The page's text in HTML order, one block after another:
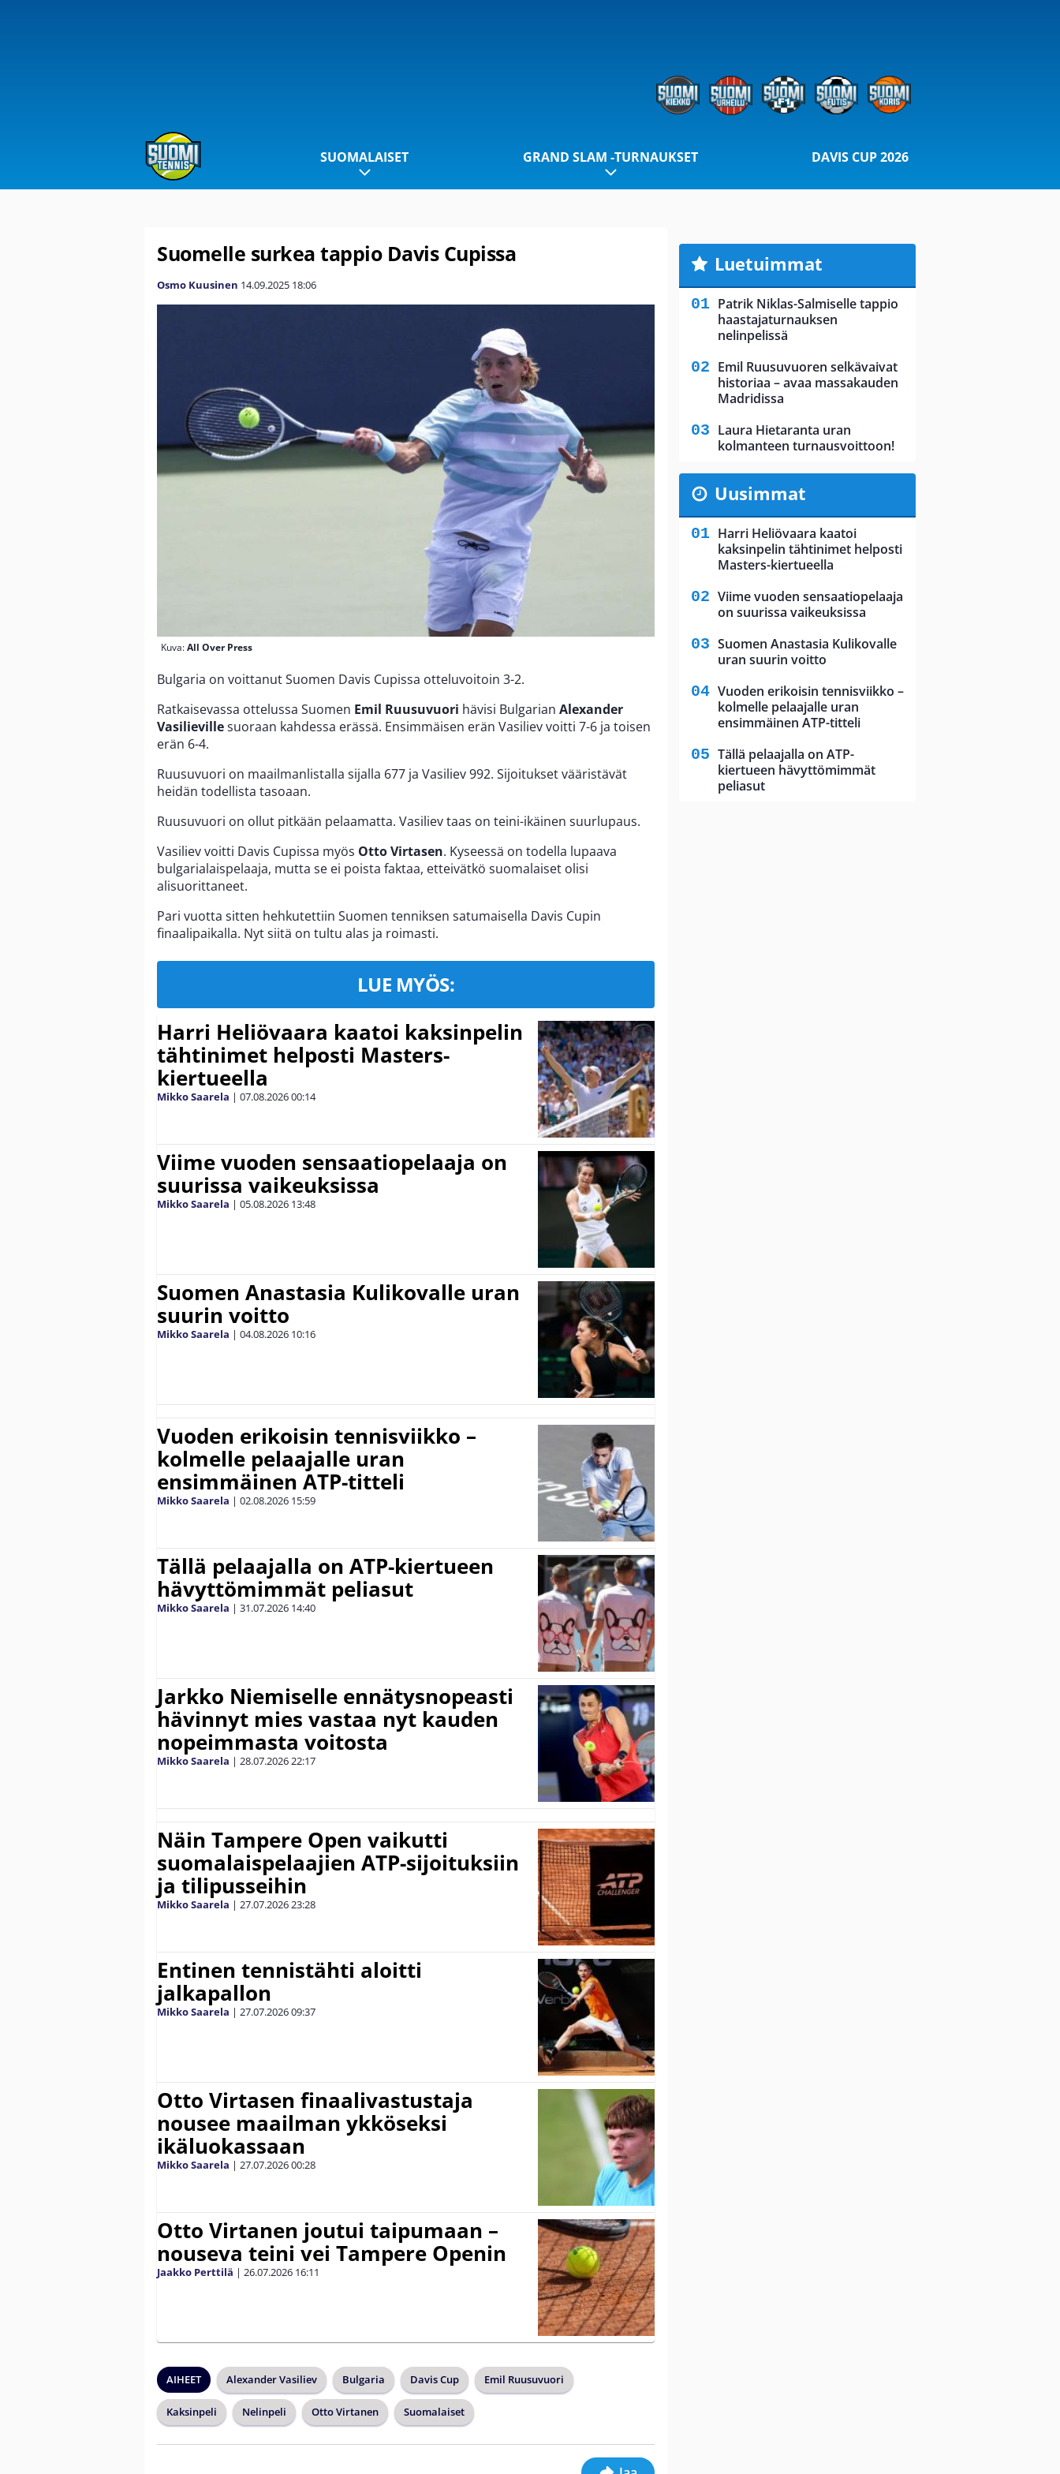
SUOMALAISET GRAND SLAM -TURNAUKSET DAVIS CUP 2026
Suomelle surkea tappio Davis Cupissa
Osmo Kuusinen 14.09.2025 18:06
Kuva:All Over Press
Bulgaria on voittanut Suomen Davis Cupissa otteluvoitoin 3-2.
Ratkaisevassa ottelussa Suomen Emil Ruusuvuori hävisi Bulgarian Alexander
Vasilievillesuoraan kahdessa erässä. Ensimmäisen erän Vasiliev voitti 7-6 ja toisen
erän 6-4.
Ruusuvuori on maailmanlistalla sijalla 677 ja Vasiliev 992. Sijoitukset vääristävät
heidän todellista tasoaan.
Ruusuvuori on ollut pitkään pelaamatta. Vasiliev taas on teini-ikäinen suurlupaus.
Vasiliev voitti Davis Cupissa myös Otto Virtasen. Kyseessä on todella lupaava
bulgarialaispelaaja, mutta se ei poista faktaa, etteivätkö suomalaiset olisi
alisuorittaneet.
Pari vuotta sitten hehkutettiin Suomen tenniksen satumaisella Davis Cupin
finaalipaikalla. Nyt siitä on tultu alas ja roimasti.
LUE MYÖS:
Harri Heliövaara kaatoi kaksinpelin
tähtinimet helposti Masters-
kiertueella
Mikko Saarela | 07.08.202600:14
Viime vuoden sensaatiopelaaja on
suurissa vaikeuksissa
Mikko Saarela | 05.08.2026 13:48
Suomen Anastasia Kulikovalle uran
suurin voitto
Mikko Saarela | 04.08.2026 10:16
Vuoden erikoisin tennisviikko –
kolmelle pelaajalle uran
ensimmäinen ATP-titteli
Mikko Saarela | 02.08.2026 15:59
Tällä pelaajalla on ATP-kiertueen
hävyttömimmät peliasut
Mikko Saarela | 31.07.2026 14:40
Jarkko Niemiselle ennätysnopeasti
hävinnyt mies vastaa nyt kauden
nopeimmasta voitosta
Mikko Saarela | 28.07.202622:17
Näin Tampere Open vaikutti
suomalaispelaajien ATP-sijoituksiin
ja tilipusseihin
Mikko Saarela | 27.07.202623:28
Entinen tennistähti aloitti
jalkapallon
Mikko Saarela | 27.07.202609:37
Otto Virtasen finaalivastustaja
nousee maailman ykköseksi
ikäluokassaan
Mikko Saarela | 27.07.202600:28
Otto Virtanen joutui taipumaan –
nouseva teini vei Tampere Openin
Jaakko Perttilä | 26.07.2026 16:11
AIHEET Alexander Vasiliev Bulgaria Davis Cup Emil Ruusuvuori
Kaksinpeli Nelinpeli Otto Virtanen Suomalaiset
Luetuimmat
Patrik Niklas-Salmiselle tappio
haastajaturnauksen
nelinpelissä
Emil Ruusuvuoren selkävaivat
historiaa – avaa massakauden
Madridissa
Laura Hietaranta uran
kolmanteen turnausvoittoon!
Uusimmat
Harri Heliövaara kaatoi
kaksinpelin tähtinimet helposti
Masters-kiertueella
Viime vuoden sensaatiopelaaja
on suurissa vaikeuksissa
Suomen Anastasia Kulikovalle
uran suurin voitto
Vuoden erikoisin tennisviikko –
kolmelle pelaajalle uran
ensimmäinen ATP-titteli
Tällä pelaajalla on ATP-
kiertueen hävyttömimmät
peliasut